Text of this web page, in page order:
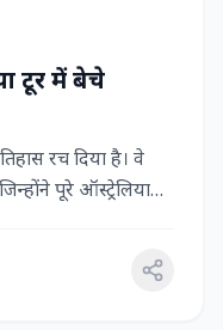
टूर में बेचे
रच दिया है। वे
पूरे ऑस्ट्रेलिया